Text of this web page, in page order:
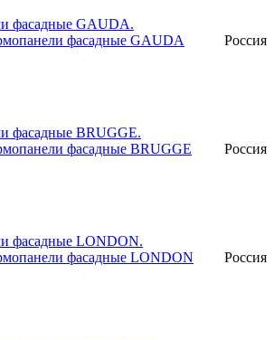
Россия
фасадные GAUDA
Россия
фасадные BRUGGE
Россия
фасадные LONDON